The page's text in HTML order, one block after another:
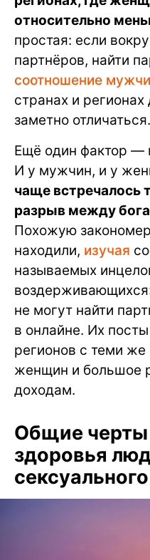
относительно
простая: если
партнёров, найти
соотношение
странах и
заметно отличаться.
Ещё один фактор —
И у мужчин, и у
чаще встречалось
разрыв между
Похожую
находили, изучая
называемых
не могут найти
в онлайне. Их
регионов с теми
женщин и большое
доходам.
Общие черты
здоровья